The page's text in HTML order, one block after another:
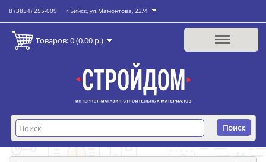
8 (3854) 255-009 г.Бийск, ул.Мамонтова, 22/4
Товаров: 0 (0.00 р.)
Поиск